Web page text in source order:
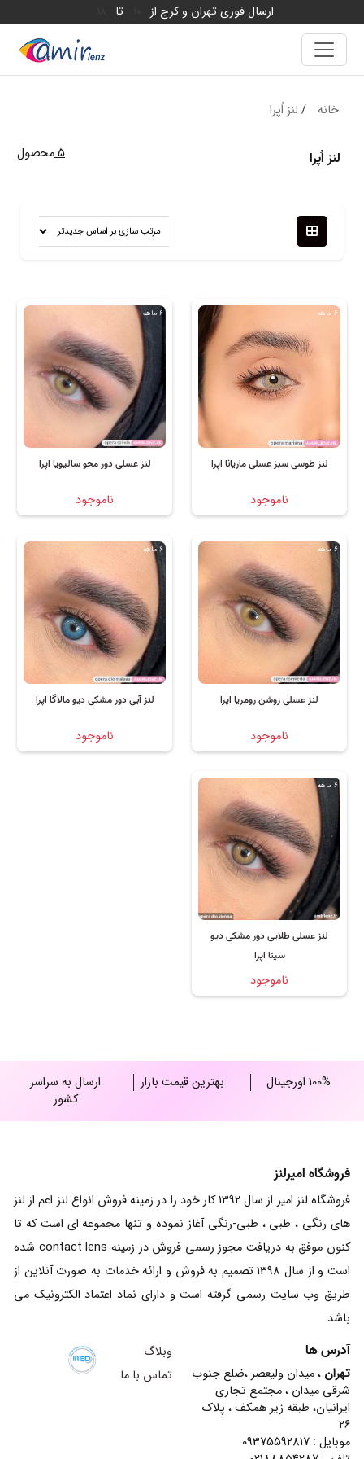
ارسال فوری تهران و کرج از تا
خانه / لنز اُپرا
لنز اُپرا 5محصول
لنز طوسی سبز عسلی ماریانا اپرا
ناموجود
6 ماهه
لنز عسلی دور محو سالیویا اپرا
ناموجود
6 ماهه
لنز عسلی روشن رومریا اپرا
ناموجود
6 ماهه
لنز آبی دور مشکی دیو مالاگا اپرا
ناموجود
6 ماهه
لنز عسلی طلایی دور مشکی دیو
سینا اپرا
ناموجود
6 ماهه
100% اورجینال بهترین قیمت بازار
ارسال به سراسر
کشور
فروشگاه امیرلنز
فروشگاه لنز امیر از سال 1392 کار خود را در زمینه فروش انواع لنز اعم از لنز
های رنگی ، طبی ، طبی-رنگی آغاز نموده و تنها مجموعه ای است که تا
کنون موفق به دریافت مجوز رسمی فروش در زمینه contact lens شده
است و از سال 1398 تصمیم به فروش و ارائه خدمات به صورت آنلاین از
طریق وب سایت رسمی گرفته است و دارای نماد اعتماد الکترونیک می
باشد.
آدرس ها
تهران ، میدان ولیعصر ،ضلع جنوب
شرقی میدان ، مجتمع تجاری
ایرانیان، طبقه زیر همکف ، پلاک
26
موبایل : 09375592817
وبلاگ
تماس با ما